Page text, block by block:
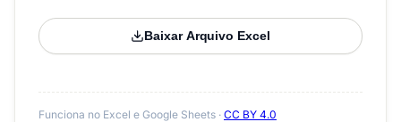
Baixar Arquivo Excel
Funciona no Excel e Google Sheets · CC BY 4.0